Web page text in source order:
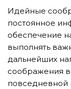
Идейные
постоянное
обеспечение
выполнять
дальнейших
соображения